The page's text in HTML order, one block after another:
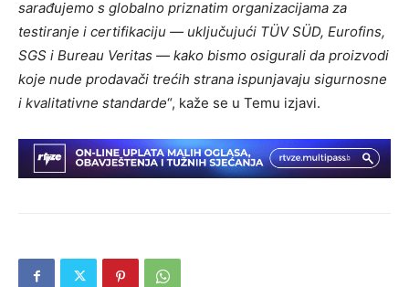
sarađujemo s globalno priznatim organizacijama za
testiranje i certifikaciju — uključujući TÜV SÜD, Eurofins,
SGS i Bureau Veritas — kako bismo osigurali da proizvodi
koje nude prodavači trećih strana ispunjavaju sigurnosne
i kvalitativne standarde“, kaže se u Temu izjavi.